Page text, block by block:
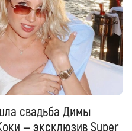
свадьба Димы
— эксклюзив Super